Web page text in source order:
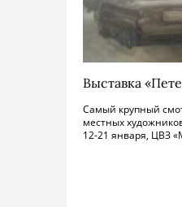
Выставка
Самый крупный
местных
12-21 января, ЦВЗ